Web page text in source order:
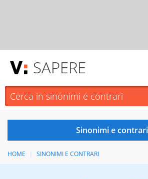
SAPERE
HOME SINONIMI E CONTRARI